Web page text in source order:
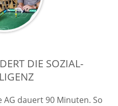
DIE SOZIAL-
dauert 90 Minuten. So